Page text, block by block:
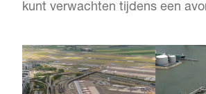
kunt verwachten tijdens een
hun kont hebben hangen, zijn
met hun vak bezig. Nog steeds,
jaar. We spreken frontman